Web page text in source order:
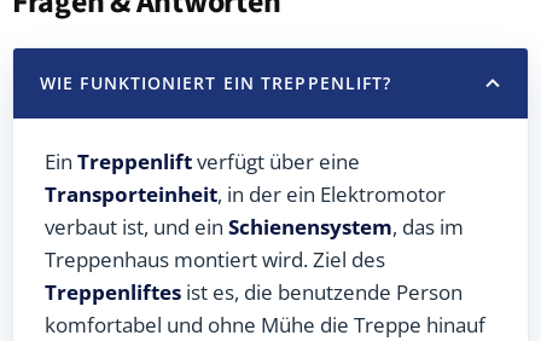
WIE FUNKTIONIERT EIN TREPPENLIFT?
Ein Treppenliftverfügt über eine
Transporteinheit, in der ein Elektromotor
verbaut ist, und ein Schienensystem, das im
Treppenhaus montiert wird. Ziel des
Treppenliftes ist es, die benutzende Person
komfortabel und ohne Mühe die Treppe hinauf